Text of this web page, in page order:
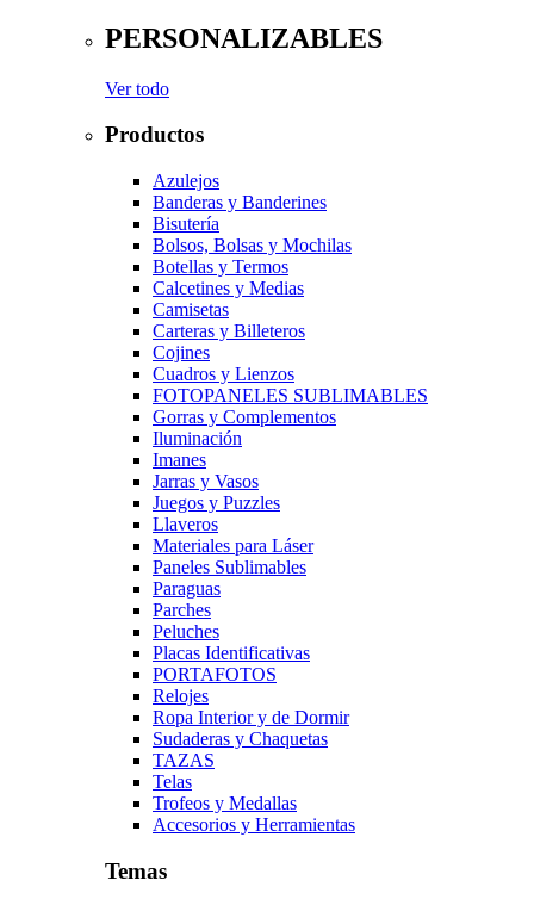
PERSONALIZABLES
Ver todo
Productos
Azulejos
Banderas y Banderines
Bisutería
Bolsos, Bolsas y Mochilas
Botellas y Termos
Calcetines y Medias
Camisetas
Carteras y Billeteros
Cojines
Cuadros y Lienzos
FOTOPANELES SUBLIMABLES
Gorras y Complementos
Iluminación
Imanes
Jarras y Vasos
Juegos y Puzzles
Llaveros
Materiales para Láser
Paneles Sublimables
Paraguas
Parches
Peluches
Placas Identificativas
PORTAFOTOS
Relojes
Ropa Interior y de Dormir
Sudaderas y Chaquetas
TAZAS
Telas
Trofeos y Medallas
Accesorios y Herramientas
Temas